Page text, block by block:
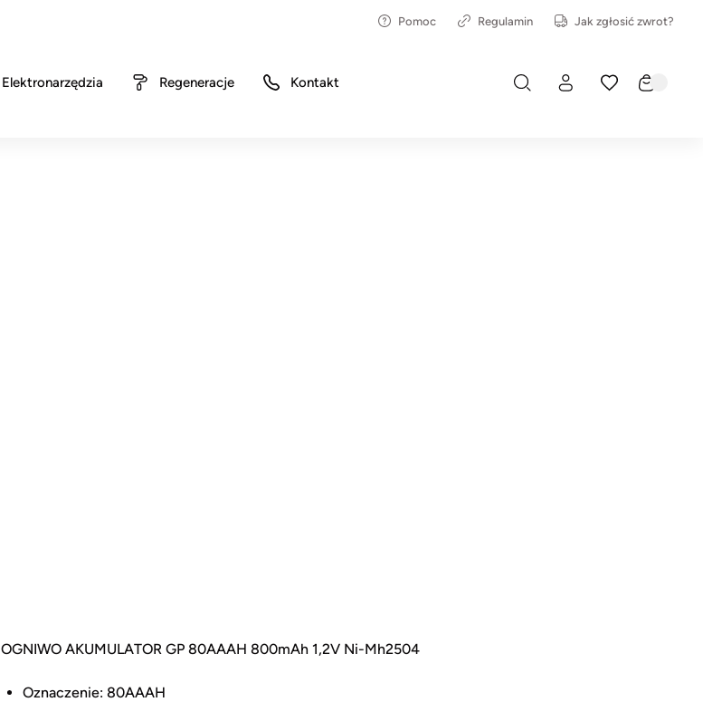
Pomoc Regulamin Jak zgłosić zwrot?
Elektronarzędzia Regeneracje Kontakt
OGNIWO AKUMULATOR GP 80AAAH 800mAh 1,2V Ni-Mh2504
Oznaczenie: 80AAAH